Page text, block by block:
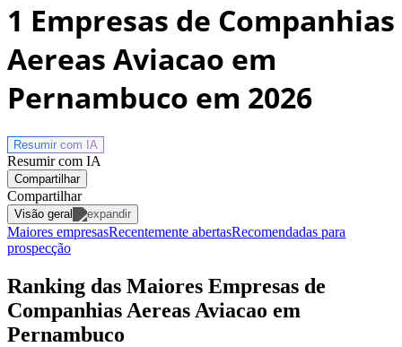
1 Empresas de Companhias
Aereas Aviacao em
Pernambuco em 2026
Resumir com IA
Resumir com IA
Compartilhar
Compartilhar
Visão geral
Maiores empresasRecentemente abertasRecomendadas para
prospecção
Ranking das Maiores Empresas de
Companhias Aereas Aviacao em
Pernambuco